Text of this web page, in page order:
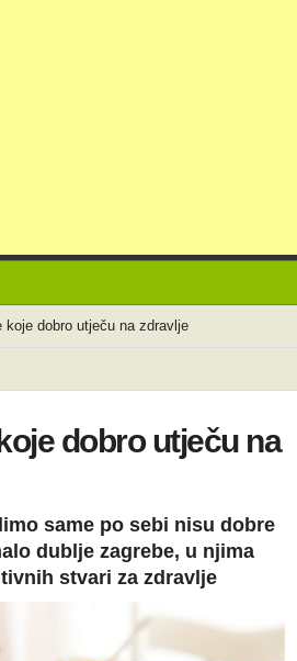
koje dobro utječu na zdravlje
dobro utječu na
same po sebi nisu dobre
dublje zagrebe, u njima
stvari za zdravlje